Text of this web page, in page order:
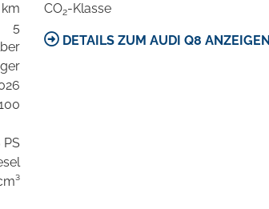
5
CO2-Klasse
DETAILS ZUM AUDI Q8 ANZEIGEN